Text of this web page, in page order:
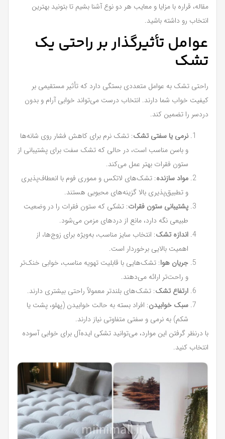
مقاله، قراره با مزایا و معایب هر دو نوع آشنا بشیم تا بتونید بهترین
انتخاب رو داشته باشید.
عوامل تأثیرگذار بر راحتی یک
تشک
راحتی تشک به عوامل متعددی بستگی دارد که تأثیر مستقیمی بر
کیفیت خواب شما دارند. انتخاب درست می‌تواند خوابی آرام و بدون
دردسر را تضمین کند.
نرمی یا سفتی تشک: تشک نرم برای کاهش فشار روی شانه‌ها
و باسن مناسب است، در حالی که تشک سفت برای پشتیبانی از
ستون فقرات بهتر عمل می‌کند.
مواد سازنده: تشک‌های لاتکس و مموری فوم با انعطاف‌پذیری
و تطبیق‌پذیری بالا گزینه‌های محبوبی هستند.
پشتیبانی ستون فقرات: تشکی که ستون فقرات را در وضعیت
طبیعی نگه دارد، مانع از دردهای مزمن می‌شود.
اندازه تشک: انتخاب سایز مناسب، به‌ویژه برای زوج‌ها، از
اهمیت بالایی برخوردار است.
جریان هوا: تشک‌هایی با قابلیت تهویه مناسب، خوابی خنک‌تر
و راحت‌تر ارائه می‌دهند.
ارتفاع تشک: تشک‌های بلندتر معمولاً راحتی بیشتری دارند.
سبک خوابیدن: افراد بسته به حالت خوابیدن (پهلو، پشت یا
شکم) به نرمی و سفتی متفاوتی نیاز دارند.
با درنظر گرفتن این موارد، می‌توانید تشکی ایده‌آل برای خوابی آسوده
انتخاب کنید.